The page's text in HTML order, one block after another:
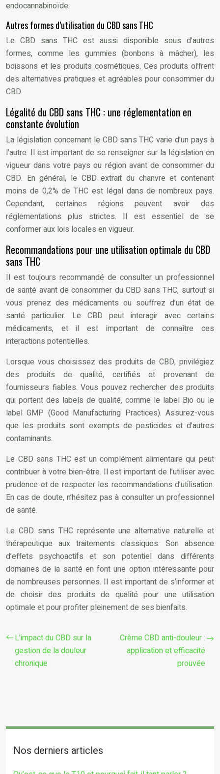
endocannabinoïde.
Autres formes d’utilisation du CBD sans THC
Le CBD sans THC est aussi disponible sous d’autres
formes, comme les gummies (bonbons à mâcher), les
boissons et les produits cosmétiques. Ces produits offrent
des alternatives pratiques et agréables pour consommer du
CBD.
Légalité du CBD sans THC : une réglementation en
constante évolution
La législation concernant le CBD sans THC varie d’un pays à
l’autre. Il est important de se renseigner sur la législation en
vigueur dans votre pays ou région avant de consommer du
CBD. En général, le CBD extrait du chanvre et contenant
moins de 0,2% de THC est légal dans de nombreux pays.
Cependant, certaines régions peuvent avoir des
réglementations plus strictes. Il est essentiel de se
conformer aux lois locales en vigueur.
Recommandations pour une utilisation optimale du CBD
sans THC
Il est toujours recommandé de consulter un professionnel
de santé avant de consommer du CBD sans THC, surtout si
vous prenez des médicaments ou souffrez d’un état de
santé particulier. Le CBD peut interagir avec certains
médicaments, et il est important de connaître ces
interactions potentielles.
Lorsque vous choisissez des produits de CBD, privilégiez
des produits de qualité, certifiés et provenant de
fournisseurs fiables. Vous pouvez rechercher des produits
qui portent des labels de qualité, comme le label Bio ou le
label GMP (Good Manufacturing Practices). Assurez-vous
que les produits sont exempts de pesticides et d’autres
contaminants.
Le CBD sans THC est un complément alimentaire qui peut
contribuer à votre bien-être. Il est important de l’utiliser avec
prudence et de respecter les recommandations d’utilisation.
En cas de doute, n’hésitez pas à consulter un professionnel
de santé.
Le CBD sans THC représente une alternative naturelle et
thérapeutique aux traitements classiques. Son absence
d’effets psychoactifs et son potentiel dans différents
domaines de la santé en font une option intéressante pour
de nombreuses personnes. Il est important de s’informer et
de choisir des produits de qualité pour une utilisation
optimale et pour profiter pleinement de ses bienfaits.
L’impact du CBD sur la
gestion de la douleur
chronique
Crème CBD anti-douleur :
application et efficacité
prouvée
Nos derniers articles